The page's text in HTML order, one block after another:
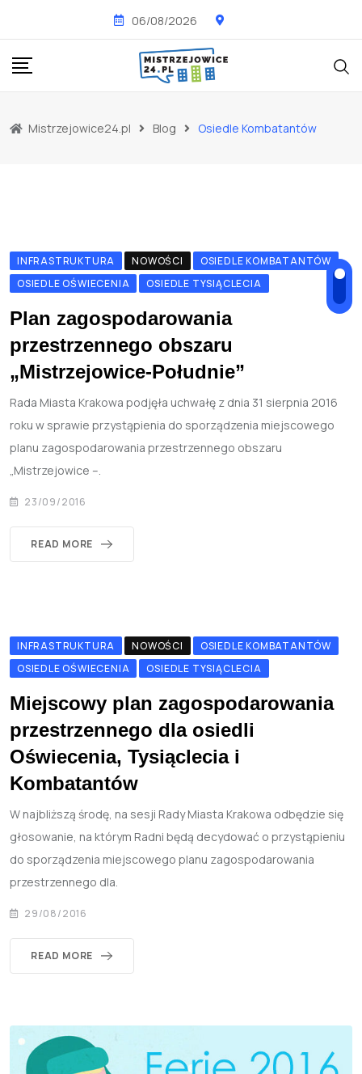
content
06/08/2026
Mistrzejowice24.pl Blog Osiedle Kombatantów
INFRASTRUKTURA NOWOŚCI
OSIEDLE KOMBATANTÓW
OSIEDLE OŚWIECENIA
OSIEDLE TYSIĄCLECIA
Plan zagospodarowania
przestrzennego obszaru
„Mistrzejowice-Południe”
Rada Miasta Krakowa podjęła uchwałę z dnia 31 sierpnia 2016
roku w sprawie przystąpienia do sporządzenia miejscowego
planu zagospodarowania przestrzennego obszaru
„Mistrzejowice –.
23/09/2016
READ MORE
INFRASTRUKTURA NOWOŚCI
OSIEDLE KOMBATANTÓW
OSIEDLE OŚWIECENIA
OSIEDLE TYSIĄCLECIA
Miejscowy plan zagospodarowania
przestrzennego dla osiedli
Oświecenia, Tysiąclecia i
Kombatantów
W najbliższą środę, na sesji Rady Miasta Krakowa odbędzie się
głosowanie, na którym Radni będą decydować o przystąpieniu
do sporządzenia miejscowego planu zagospodarowania
przestrzennego dla.
29/08/2016
READ MORE